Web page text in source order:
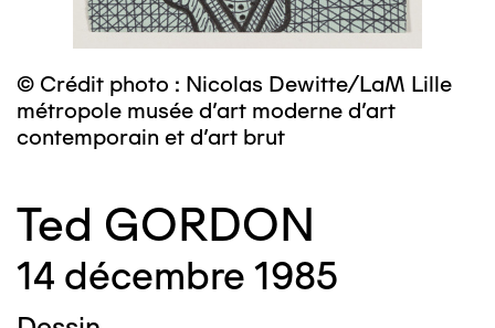
© Crédit photo : Nicolas Dewitte/LaM Lille
métropole musée d’art moderne d’art
contemporain et d’art brut
Ted GORDON
14 décembre 1985